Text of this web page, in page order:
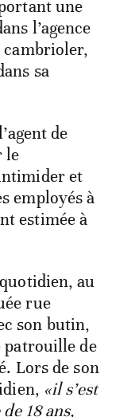
une
l’agence
cambrioler,
sa
de
le
et
employés à
estimée à
au
rue
son butin,
patrouille de
Lors de son
«il s’est
18 ans,